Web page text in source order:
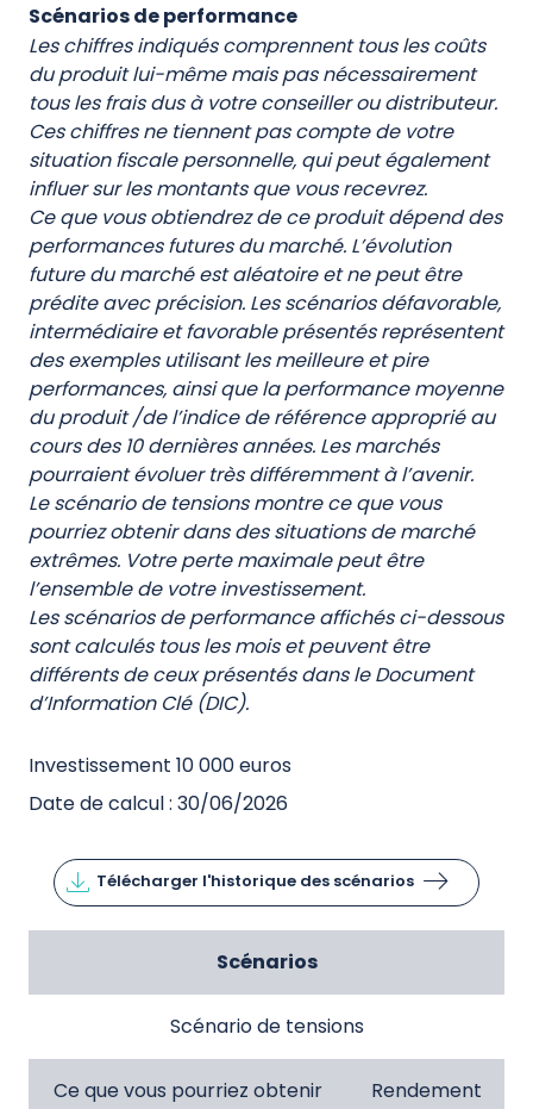
Scénarios de performance
Les chiffres indiqués comprennent tous les coûts
du produit lui-même mais pas nécessairement
tous les frais dus à votre conseiller ou distributeur.
Ces chiffres ne tiennent pas compte de votre
situation fiscale personnelle, qui peut également
influer sur les montants que vous recevrez.
Ce que vous obtiendrez de ce produit dépend des
performances futures du marché. L’évolution
future du marché est aléatoire et ne peut être
prédite avec précision. Les scénarios défavorable,
intermédiaire et favorable présentés représentent
des exemples utilisant les meilleure et pire
performances, ainsi que la performance moyenne
du produit /de l’indice de référence approprié au
cours des 10 dernières années. Les marchés
pourraient évoluer très différemment à l’avenir.
Le scénario de tensions montre ce que vous
pourriez obtenir dans des situations de marché
extrêmes. Votre perte maximale peut être
l’ensemble de votre investissement.
Les scénarios de performance affichés ci-dessous
sont calculés tous les mois et peuvent être
différents de ceux présentés dans le Document
d’Information Clé (DIC).
Investissement 10 000 euros
Date de calcul : 30/06/2026
Télécharger l'historique des scénarios
Scénarios
Scénario de tensions
Ce que vous pourriez obtenir
Rendement